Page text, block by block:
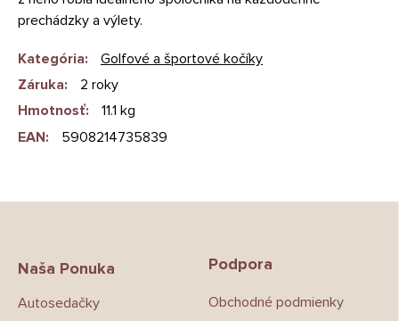
prechádzky a výlety.
Kategória:
Golfové a športové kočíky
Záruka:
2 roky
Hmotnosť:
11.1 kg
EAN: 5908214735839
Naša Ponuka
Autosedačky
Podpora
Obchodné podmienky